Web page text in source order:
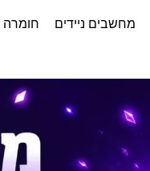
מחשבים ניידים חומרה